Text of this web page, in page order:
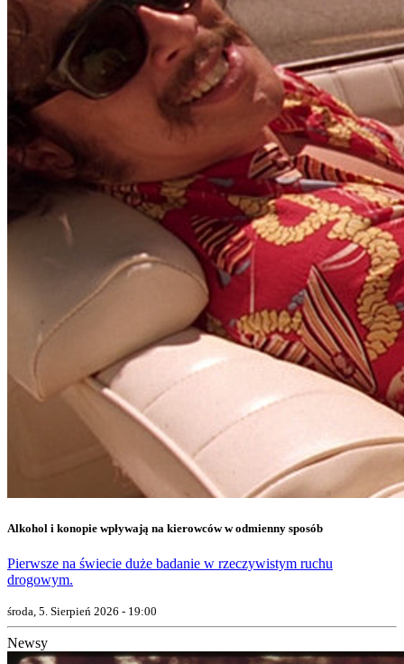
Alkohol i konopie wpływają na kierowców w odmienny sposób
Pierwsze na świecie duże badanie w rzeczywistym ruchu
drogowym.
środa, 5. Sierpień 2026 - 19:00
Newsy